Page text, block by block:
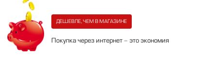
ДЕШЕВЛЕ, ЧЕМ В МАГАЗИНЕ
Покупка через интернет - это экономия